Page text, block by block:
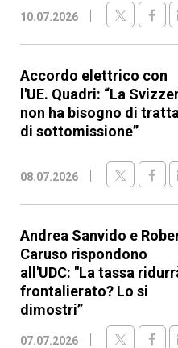
10.07.2026
Accordo elettrico con
l'UE. Quadri: “La
non ha bisogno di
di sottomissione”
08.07.2026
Andrea Sanvido e
Caruso rispondono
all'UDC: "La tassa
frontalierato? Lo si
dimostri”
07.07.2026